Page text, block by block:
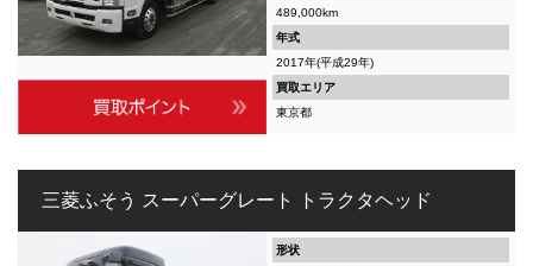
489,000km
年式
2017年(平成29年)
買取エリア
東京都
三菱ふそう スーパーグレート トラクタヘッド
形状